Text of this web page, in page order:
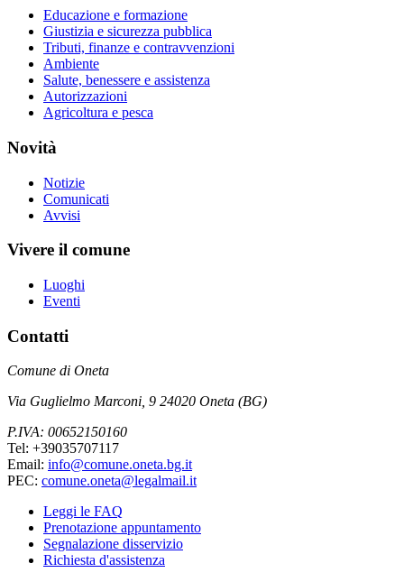
Educazione e formazione
Giustizia e sicurezza pubblica
Tributi, finanze e contravvenzioni
Ambiente
Salute, benessere e assistenza
Autorizzazioni
Agricoltura e pesca
Novità
Notizie
Comunicati
Avvisi
Vivere il comune
Luoghi
Eventi
Contatti
Comune di Oneta
Via Guglielmo Marconi, 9 24020 Oneta (BG)
P.IVA: 00652150160
Tel: +39035707117
Email: info@comune.oneta.bg.it
PEC: comune.oneta@legalmail.it
Leggi le FAQ
Prenotazione appuntamento
Segnalazione disservizio
Richiesta d'assistenza